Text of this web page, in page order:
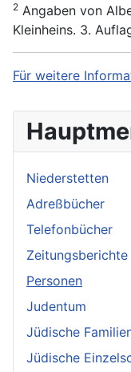
2 Angaben von
Kleinheins. 3.
Für weitere
Niederstetten
Adreßbücher
Telefonbücher
Personen
Judentum
Jüdische
Jüdische